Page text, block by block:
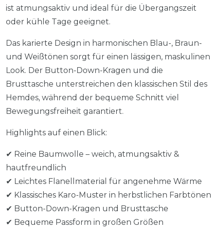
ist atmungsaktiv und ideal für die Übergangszeit
oder kühle Tage geeignet.
Das karierte Design in harmonischen Blau-, Braun-
und Weißtönen sorgt für einen lässigen, maskulinen
Look. Der Button-Down-Kragen und die
Brusttasche unterstreichen den klassischen Stil des
Hemdes, während der bequeme Schnitt viel
Bewegungsfreiheit garantiert.
Highlights auf einen Blick:
✔ Reine Baumwolle – weich, atmungsaktiv &
hautfreundlich
✔ Leichtes Flanellmaterial für angenehme Wärme
✔ Klassisches Karo-Muster in herbstlichen Farbtönen
✔ Button-Down-Kragen und Brusttasche
✔ Bequeme Passform in großen Größen